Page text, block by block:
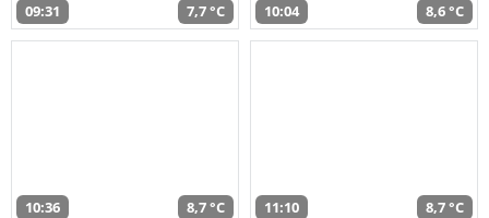
09:31 7,7 °C 10:04 8,6 °C
10:36 8,7 °C 11:10 8,7 °C